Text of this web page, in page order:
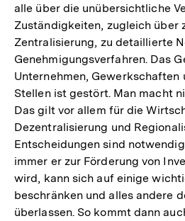
alle über die unübersichtliche
Zuständigkeiten, zugleich über
Zentralisierung, zu detaillierte
Genehmigungsverfahren. Das
Unternehmen, Gewerkschaften
Stellen ist gestört. Man macht
Das gilt vor allem für die
Dezentralisierung und
Entscheidungen sind
immer er zur Förderung von
wird, kann sich auf einige
beschränken und alles andere
überlassen. So kommt dann